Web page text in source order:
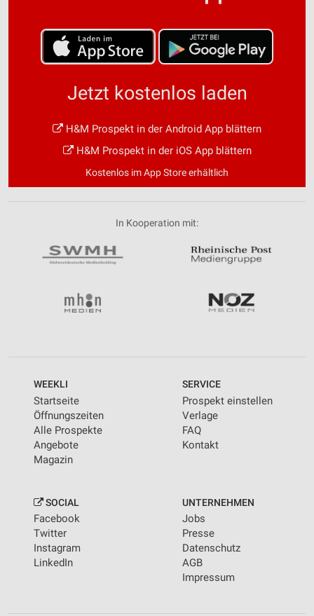
Jetzt kostenlos laden
H&M Prospekt in der Android App blättern
H&M Prospekt in der iOS App blättern
Kostenlos im App Store erhältlich
In Kooperation mit:
WEEKLI
Startseite
Öffnungszeiten
Alle Prospekte
Angebote
Magazin
SERVICE
Prospekt einstellen
Verlage
FAQ
Kontakt
SOCIAL
Facebook
Twitter
Instagram
LinkedIn
UNTERNEHMEN
Jobs
Presse
Datenschutz
AGB
Impressum